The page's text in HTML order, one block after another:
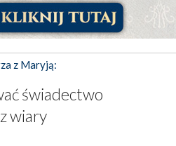
z Maryją:
świadectwo
wiary